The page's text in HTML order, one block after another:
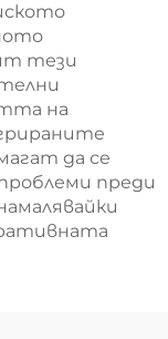
тези
на
да се
преди